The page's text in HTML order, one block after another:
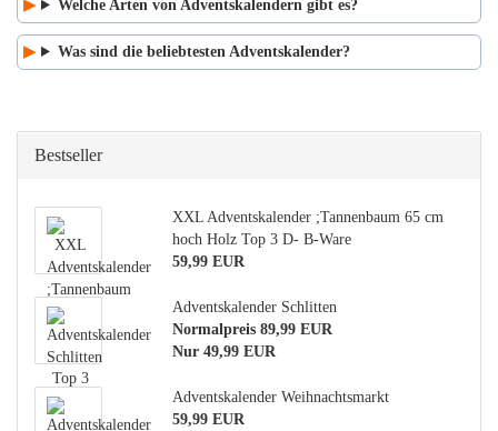
Welche Arten von Adventskalendern gibt es?
Was sind die beliebtesten Adventskalender?
Bestseller
XXL Adventskalender ;Tannenbaum 65 cm
hoch Holz Top 3 D- B-Ware
59,99 EUR
Adventskalender Schlitten
Normalpreis 89,99 EUR
Nur 49,99 EUR
Adventskalender Weihnachtsmarkt
59,99 EUR